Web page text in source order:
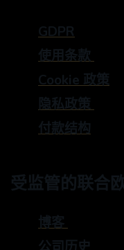
GDPR
使用条款
Cookie 政策
隐私政策
付款结构
受监管的联合
博客